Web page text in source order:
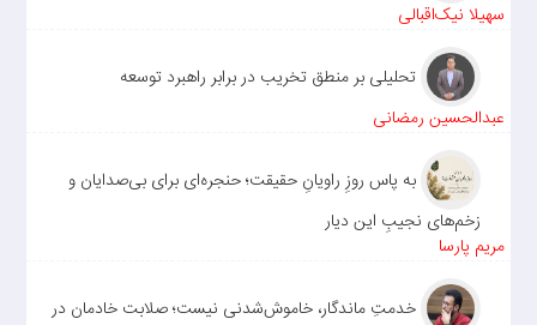
سهیلا نیک‌اقبالی
تحلیلی بر منطق تخریب در برابر راهبرد توسعه
عبدالحسین رمضانی
به پاس روزِ راویانِ حقیقت؛ حنجره‌ای برای بی‌صدایان و
زخم‌های نجیبِ این دیار
مریم پارسا
خدمتِ ماندگار، خاموش‌شدنی نیست؛ صلابت خادمان در